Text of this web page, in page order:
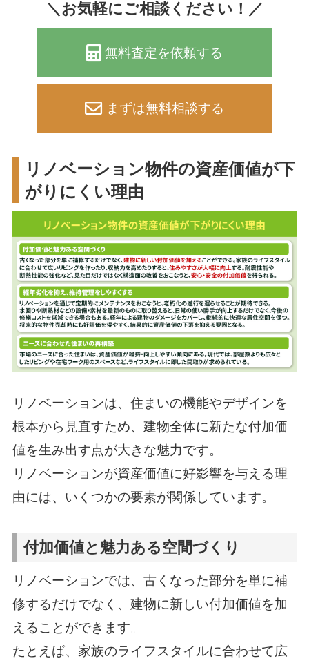
＼お気軽にご相談ください！／
無料査定を依頼する
まずは無料相談する
リノベーション物件の資産価値が下
がりにくい理由
リノベーションは、住まいの機能やデザインを
根本から見直すため、建物全体に新たな付加価
値を生み出す点が大きな魅力です。
リノベーションが資産価値に好影響を与える理
由には、いくつかの要素が関係しています。
付加価値と魅力ある空間づくり
リノベーションでは、古くなった部分を単に補
修するだけでなく、建物に新しい付加価値を加
えることができます。
たとえば、家族のライフスタイルに合わせて広